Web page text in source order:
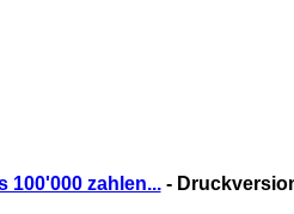
100'000 zahlen...-